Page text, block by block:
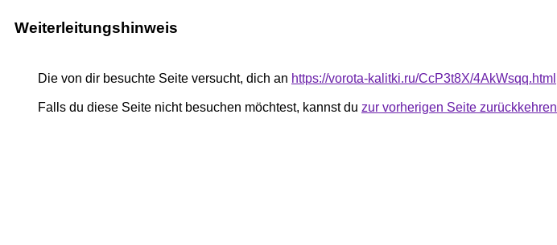
Weiterleitungshinweis
Die von dir besuchte Seite versucht, dich an https://vorota-kalitki.ru/CcP3t8X/4AkWsqq.html
Falls du diese Seite nicht besuchen möchtest, kannst du zur vorherigen Seite zurückkehren